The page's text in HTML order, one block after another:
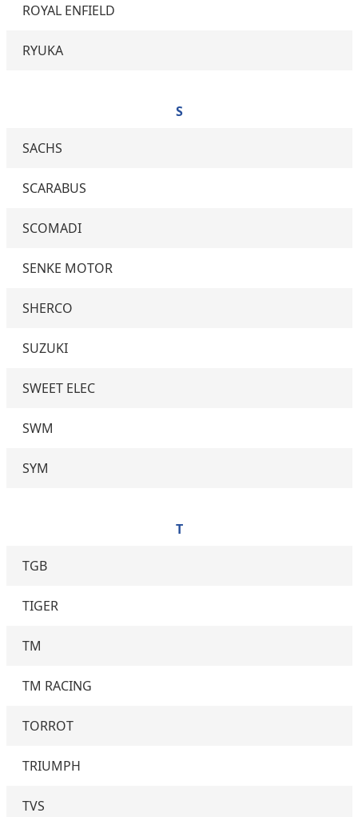
ROYAL ENFIELD
RYUKA
S
SACHS
SCARABUS
SCOMADI
SENKE MOTOR
SHERCO
SUZUKI
SWEET ELEC
SWM
SYM
T
TGB
TIGER
TM
TM RACING
TORROT
TRIUMPH
TVS